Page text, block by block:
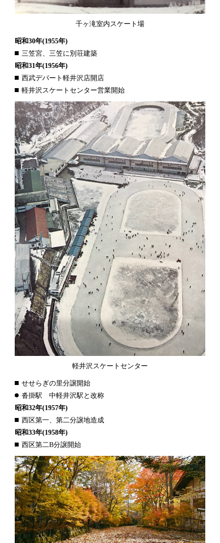
千ヶ滝室内スケート場
昭和30年(1955年)
三笠宮、三笠に別荘建築
昭和31年(1956年)
西武デパート軽井沢店開店
軽井沢スケートセンター営業開始
軽井沢スケートセンター
せせらぎの里分譲開始
沓掛駅 中軽井沢駅と改称
昭和32年(1957年)
西区第一、第二分譲地造成
昭和33年(1958年)
西区第二B分譲開始